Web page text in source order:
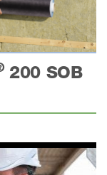
200 SOB